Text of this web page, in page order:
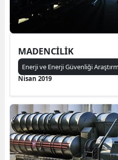
MADENCİLİK
Enerji ve Enerji Güvenliği
Nisan 2019